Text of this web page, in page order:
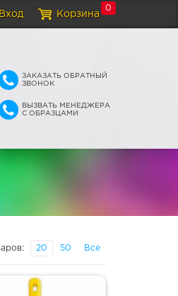
Вход Корзина
0
ЗАКАЗАТЬ ОБРАТНЫЙ
ЗВОНОК
ВЫЗВАТЬ МЕНЕДЖЕРА
С ОБРАЗЦАМИ
20 50 Все